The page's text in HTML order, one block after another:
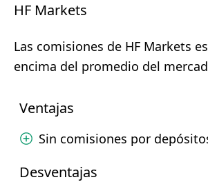
HF Markets
Las comisiones de HF Markets
encima del promedio del
Ventajas
Sin comisiones por
Desventajas